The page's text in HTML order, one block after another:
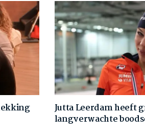
Jutta Leerdam heeft
langverwachte